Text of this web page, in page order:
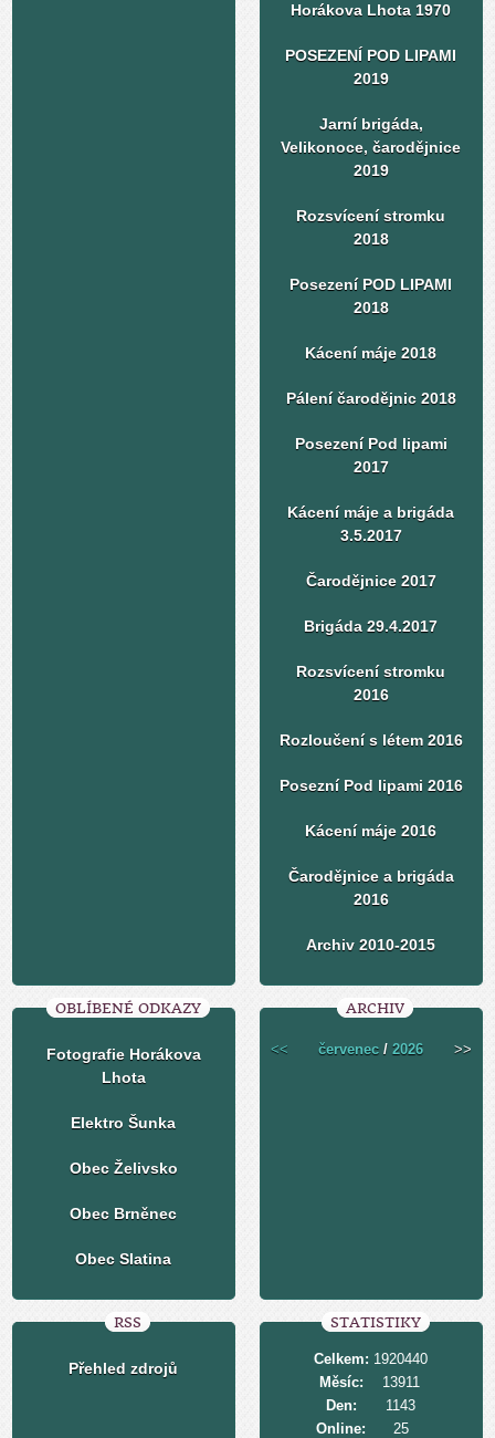
Horákova Lhota 1970
POSEZENÍ POD LIPAMI
2019
Jarní brigáda,
Velikonoce, čarodějnice
2019
Rozsvícení stromku
2018
Posezení POD LIPAMI
2018
Kácení máje 2018
Pálení čarodějnic 2018
Posezení Pod lipami
2017
Kácení máje a brigáda
3.5.2017
Čarodějnice 2017
Brigáda 29.4.2017
Rozsvícení stromku
2016
Rozloučení s létem 2016
Posezní Pod lipami 2016
Kácení máje 2016
Čarodějnice a brigáda
2016
Archiv 2010-2015
OBLÍBENÉ ODKAZY
Fotografie Horákova
Lhota
Elektro Šunka
Obec Želivsko
Obec Brněnec
Obec Slatina
ARCHIV
<< červenec /2026 >>
RSS
Přehled zdrojů
STATISTIKY
Online: 25
Celkem: 1920440
Měsíc:
13911
Den:
1143